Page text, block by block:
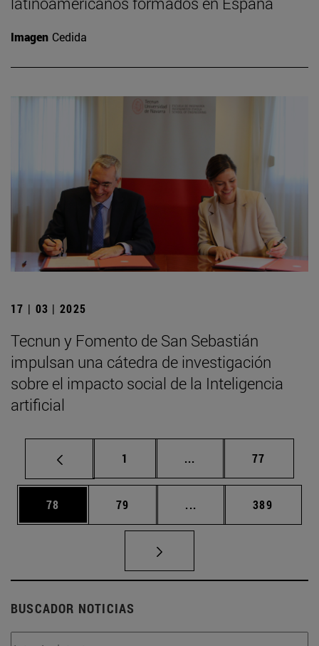
Imagen Cedida
17 | 03 | 2025
Tecnun y Fomento de San Sebastián
impulsan una cátedra de investigación
sobre el impacto social de la Inteligencia
artificial
Página
1 ... Páginas intermedias
Página
77
Página
78 Página
79 ... Páginas intermedias
Página
389
BUSCADOR NOTICIAS